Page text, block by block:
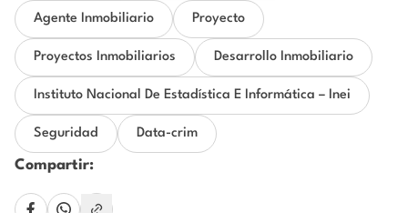
Agente Inmobiliario Proyecto
Proyectos Inmobiliarios Desarrollo Inmobiliario
Instituto Nacional De Estadística E Informática – Inei
Seguridad Data-crim
Compartir: